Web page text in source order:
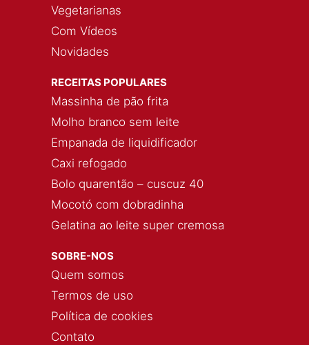
Vegetarianas
Com Vídeos
Novidades
RECEITAS POPULARES
Massinha de pão frita
Molho branco sem leite
Empanada de liquidificador
Caxi refogado
Bolo quarentão – cuscuz 40
Mocotó com dobradinha
Gelatina ao leite super cremosa
SOBRE-NOS
Quem somos
Termos de uso
Política de cookies
Contato